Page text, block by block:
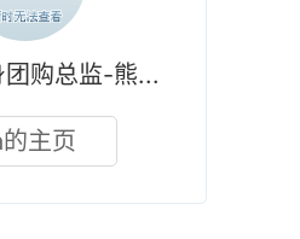
购总监-熊...
主页